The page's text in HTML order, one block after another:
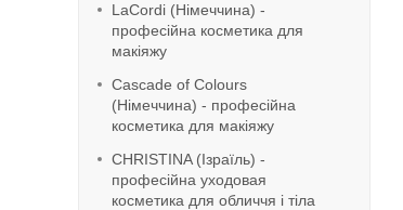
LaСordi (Німеччина) -
професійна косметика для
макіяжу
Cascade of Colours
(Німеччина) - професійна
косметика для макіяжу
CHRISTINA (Ізраїль) -
професійна уходовая
косметика для обличчя і тіла